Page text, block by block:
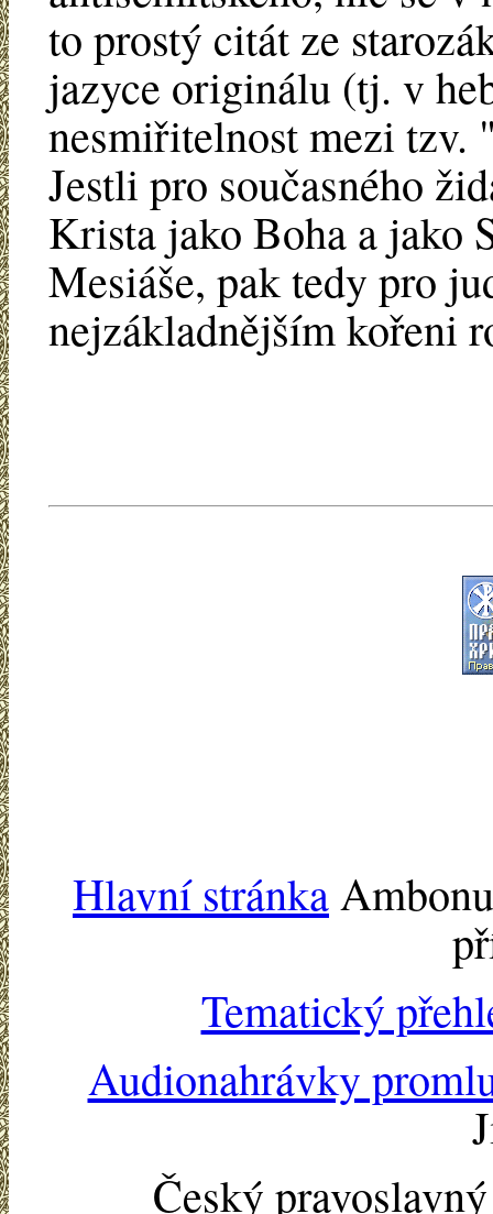
to prostý citát ze
jazyce originálu (tj. v
nesmiřitelnost mezi tzv.
Jestli pro současného
Krista jako Boha a jako
Mesiáše, pak tedy pro
nejzákladnějším kořeni
Hlavní stránka
Tematický
Audionahrávky
Český